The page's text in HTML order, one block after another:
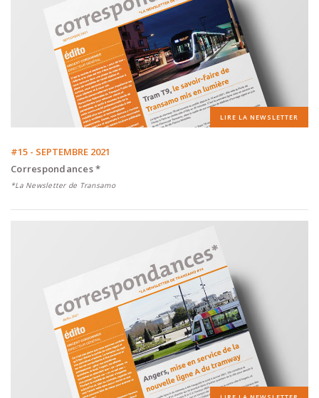
LIRE LA NEWSLETTER
#15 - SEPTEMBRE 2021
Correspondances *
*La Newsletter de Transamo